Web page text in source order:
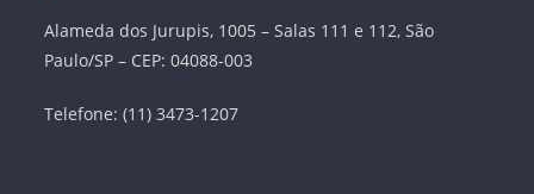
Alameda dos Jurupis, 1005 – Salas 111 e 112, São
Paulo/SP – CEP: 04088-003
Telefone: (11) 3473-1207